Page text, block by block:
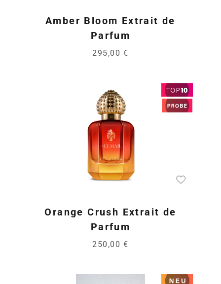
Amber Bloom Extrait de
Parfum
295,00 €
Orange Crush Extrait de
Parfum
250,00 €